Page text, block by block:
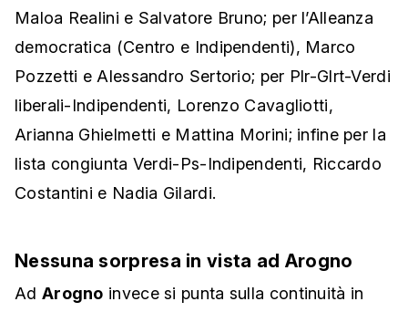
Maloa Realini e Salvatore Bruno; per l’Alleanza
democratica (Centro e Indipendenti), Marco
Pozzetti e Alessandro Sertorio; per Plr-Glrt-Verdi
liberali-Indipendenti, Lorenzo Cavagliotti,
Arianna Ghielmetti e Mattina Morini; infine per la
lista congiunta Verdi-Ps-Indipendenti, Riccardo
Costantini e Nadia Gilardi.
Nessuna sorpresa in vista ad Arogno
Ad Arogno invece si punta sulla continuità in